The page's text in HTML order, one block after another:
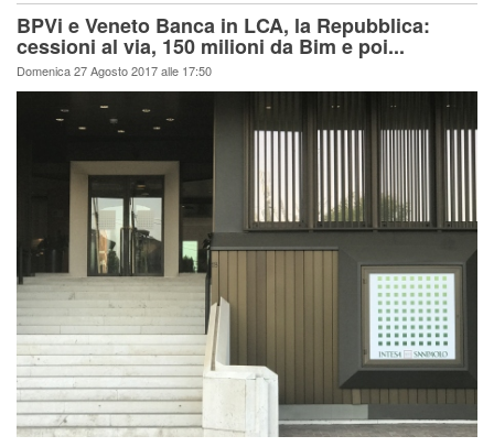
BPVi e Veneto Banca in LCA, la Repubblica:
cessioni al via, 150 milioni da Bim e poi...
Domenica 27 Agosto 2017 alle 17:50